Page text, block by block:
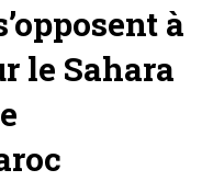
à
le Sahara